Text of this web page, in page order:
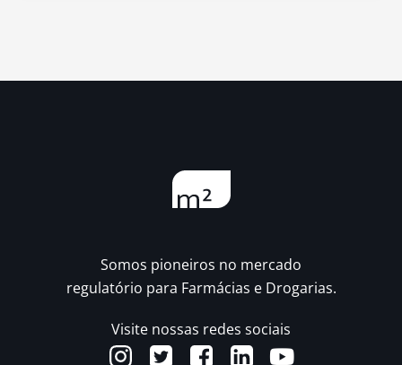
Somos pioneiros no mercado
regulatório para Farmácias e Drogarias.
Visite nossas redes sociais